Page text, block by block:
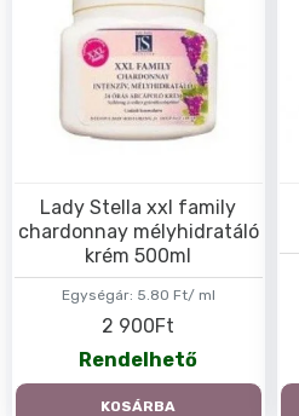
Egységár: 5.80 Ft/ ml
Lady Stella xxl family
chardonnay mélyhidratáló
krém 500ml
2 900Ft
Rendelhető
KOSÁRBA